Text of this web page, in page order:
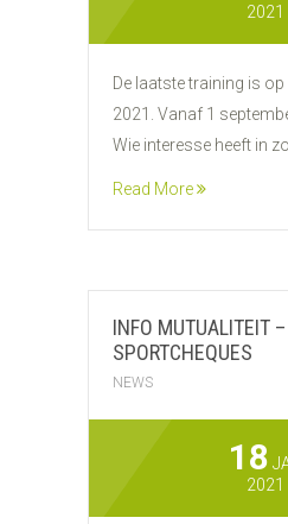
2021
De laatste training is
2021. Vanaf 1
Wie interesse heeft in
Read More
INFO MUTUALITEIT –
SPORTCHEQUES
NEWS
18
2021